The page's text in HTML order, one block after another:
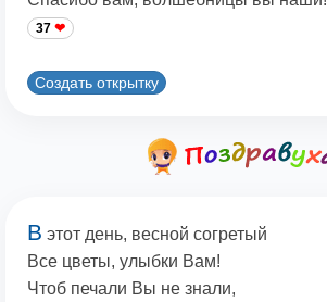
37
Создать открытку
В этот день, весной согретый
Все цветы, улыбки Вам!
Чтоб печали Вы не знали,